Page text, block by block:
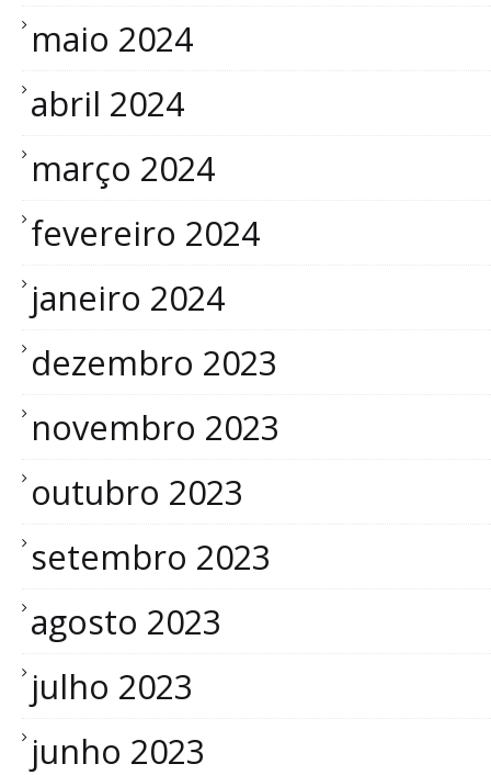
maio 2024
abril 2024
março 2024
fevereiro 2024
janeiro 2024
dezembro 2023
novembro 2023
outubro 2023
setembro 2023
agosto 2023
julho 2023
junho 2023